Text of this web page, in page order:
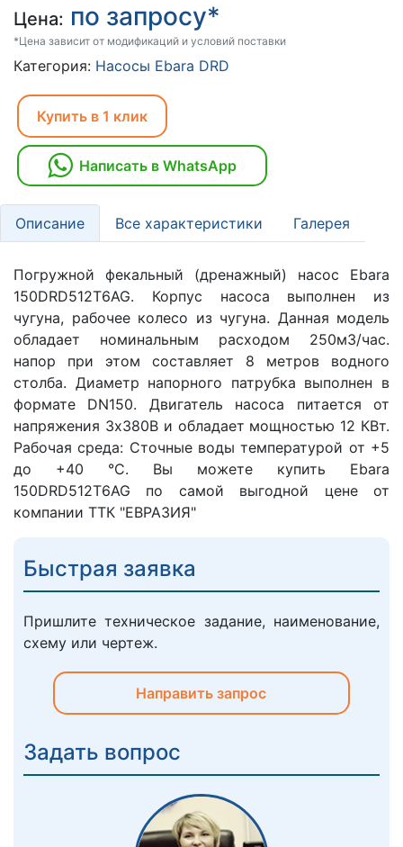
Цена: по запросу*
*Цена зависит от модификаций и условий поставки
Категория: Насосы Ebara DRD
Купить в 1 клик
Написать в WhatsApp
Описание Все характеристики Галерея
Погружной фекальный (дренажный) насос Ebara
150DRD512T6AG. Корпус насоса выполнен из
чугуна, рабочее колесо из чугуна. Данная модель
обладает номинальным расходом 250м3/час.
напор при этом составляет 8 метров водного
столба. Диаметр напорного патрубка выполнен в
формате DN150. Двигатель насоса питается от
напряжения 3х380В и обладает мощностью 12 КВт.
Рабочая среда: Сточные воды температурой от +5
до +40 °C. Вы можете купить Ebara
150DRD512T6AG по самой выгодной цене от
компании ТТК "ЕВРАЗИЯ"
Быстрая заявка
Пришлите техническое задание, наименование,
схему или чертеж.
Направить запрос
Задать вопрос